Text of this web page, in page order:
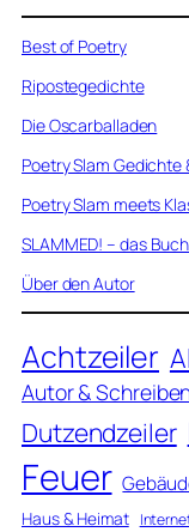
Best of Poetry
Ripostegedichte
Die Oscarballaden
Poetry Slam Gedichte
Poetry Slam meets
SLAMMED! – das
Über den Autor
Achtzeiler
Autor &
Dutzendzeiler
Feuer
Haus & Heimat